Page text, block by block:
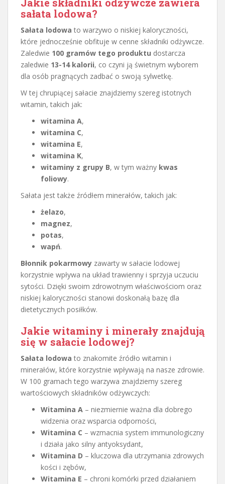
sałata lodowa?
Sałata lodowa to warzywo o niskiej kaloryczności,
które jednocześnie obfituje w cenne składniki odżywcze.
Zaledwie 100 gramów tego produktu dostarcza
zaledwie 13-14 kalorii, co czyni ją świetnym wyborem
dla osób pragnących zadbać o swoją sylwetkę.
W tej chrupiącej sałacie znajdziemy szereg istotnych
witamin, takich jak:
witamina A,
witamina C,
witamina E,
witamina K,
witaminy z grupy B, w tym ważny kwas
foliowy.
Sałata jest także źródłem minerałów, takich jak:
żelazo,
magnez,
potas,
wapń.
Błonnik pokarmowy zawarty w sałacie lodowej
korzystnie wpływa na układ trawienny i sprzyja uczuciu
sytości. Dzięki swoim zdrowotnym właściwościom oraz
niskiej kaloryczności stanowi doskonałą bazę dla
dietetycznych posiłków.
Jakie witaminy i minerały znajdują
się w sałacie lodowej?
Sałata lodowa to znakomite źródło witamin i
minerałów, które korzystnie wpływają na nasze zdrowie.
W 100 gramach tego warzywa znajdziemy szereg
wartościowych składników odżywczych:
Witamina A – niezmiernie ważna dla dobrego
widzenia oraz wsparcia odporności,
Witamina C – wzmacnia system immunologiczny
i działa jako silny antyoksydant,
Witamina D – kluczowa dla utrzymania zdrowych
kości i zębów,
Witamina E – chroni komórki przed działaniem